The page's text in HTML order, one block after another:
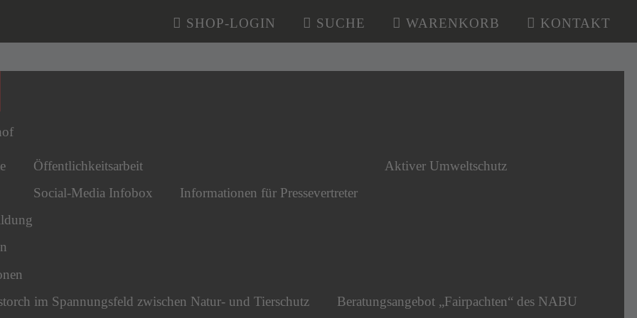
SHOP-LOGIN SUCHE WARENKORB KONTAKT
überspringen
Öffentlichkeitsarbeit
Social-Media Infobox
Informationen für Pressevertreter
Aktiver Umweltschutz
im Spannungsfeld zwischen Natur- und Tierschutz
Beratungsangebot „Fairpachten“ des NABU